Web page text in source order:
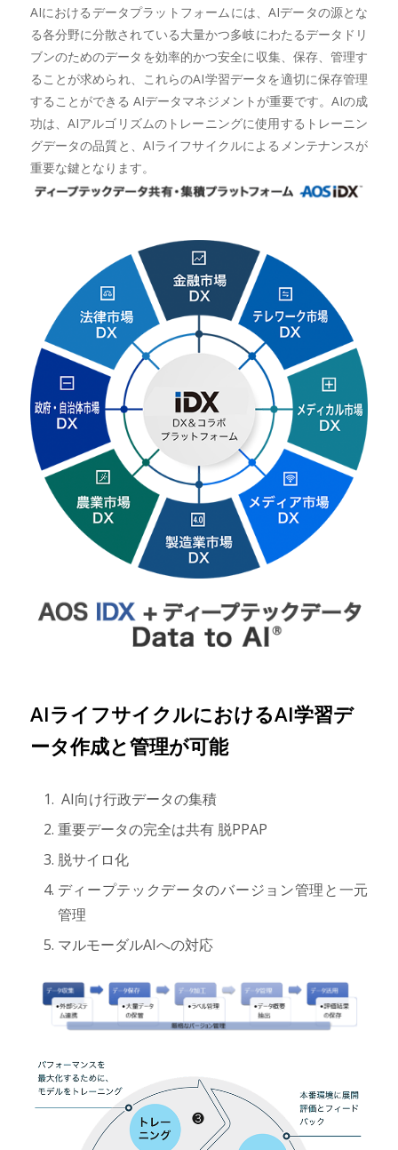
AIにおけるデータプラットフォームには、AIデータの源とな
る各分野に分散されている大量かつ多岐にわたるデータドリ
ブンのためのデータを効率的かつ安全に収集、保存、管理す
ることが求められ、これらのAI学習データを適切に保存管理
することができる AIデータマネジメントが重要です。AIの成
功は、AIアルゴリズムのトレーニングに使用するトレーニン
グデータの品質と、AIライフサイクルによるメンテナンスが
重要な鍵となります。
AIライフサイクルにおけるAI学習デ
ータ作成と管理が可能
AI向け行政データの集積
重要データの完全は共有 脱PPAP
脱サイロ化
ディープテックデータのバージョン管理と一元
管理
マルモーダルAIへの対応